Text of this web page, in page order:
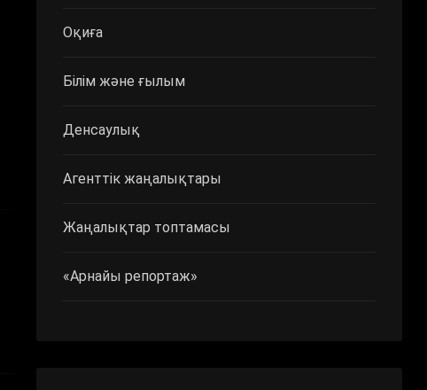
Оқиға
Білім және ғылым
Денсаулық
Агенттік жаңалықтары
Жаңалықтар топтамасы
«Арнайы репортаж»